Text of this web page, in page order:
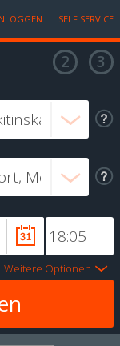
SELF SERVICE
Weitere Optionen